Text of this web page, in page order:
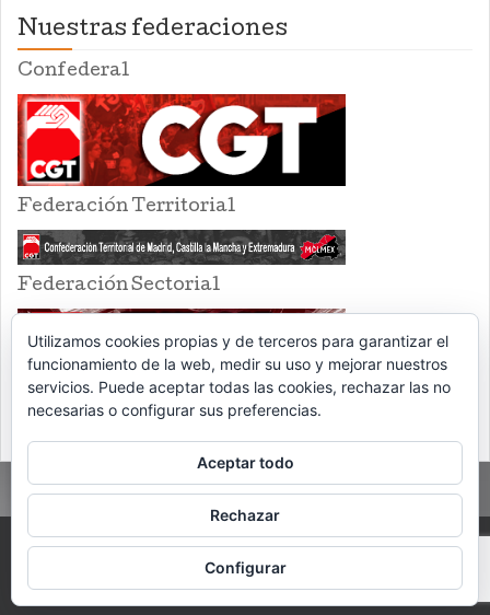
Nuestras federaciones
Confederal
Federación Territorial
Federación Sectorial
PROUDLY POWERED BY WORDPRESS THEME: EVENTBRITE SINGLE EVENT
Utilizamos cookies propias y de terceros para garantizar el
funcionamiento de la web, medir su uso y mejorar nuestros
servicios. Puede aceptar todas las cookies, rechazar las no
necesarias o configurar sus preferencias.
Aceptar todo
Rechazar
Configurar